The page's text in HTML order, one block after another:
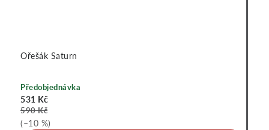
Ořešák Saturn
Předobjednávka
531 Kč
590 Kč
(–10 %)